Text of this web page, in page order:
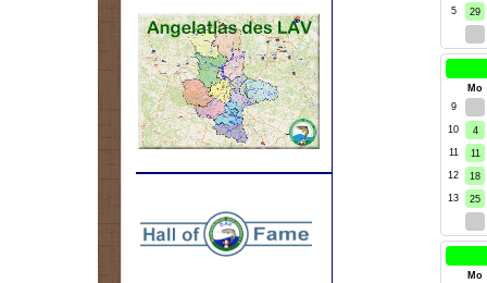
5 29
Mo
9
10 4
11 11
12 18
13 25
Mo